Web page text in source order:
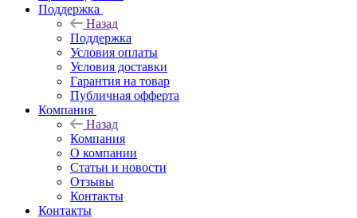
Поддержка
Назад
Поддержка
Условия оплаты
Условия доставки
Гарантия на товар
Публичная офферта
Компания
Назад
Компания
О компании
Статьи и новости
Отзывы
Контакты
Контакты